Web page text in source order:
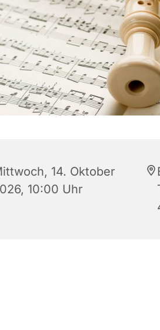
14. Oktober
10:00 Uhr